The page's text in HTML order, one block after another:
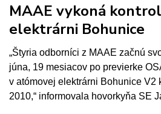
MAAE vykoná
elektrárni Bohunice
„Štyria odborníci z MAAE začnú
júna, 19 mesiacov po previerke
v atómovej elektrárni Bohunice V2
2010,“ informovala hovorkyňa SE